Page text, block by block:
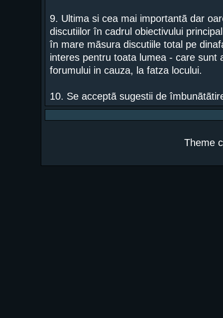
9. Ultima si cea mai importantã dar
discutiilor în cadrul obiectivului
în mare mãsura discutiile total pe
interes pentru toata lumea - care sunt
forumului in cauza, la fatza locului.
10. Se acceptã sugestii de
Theme